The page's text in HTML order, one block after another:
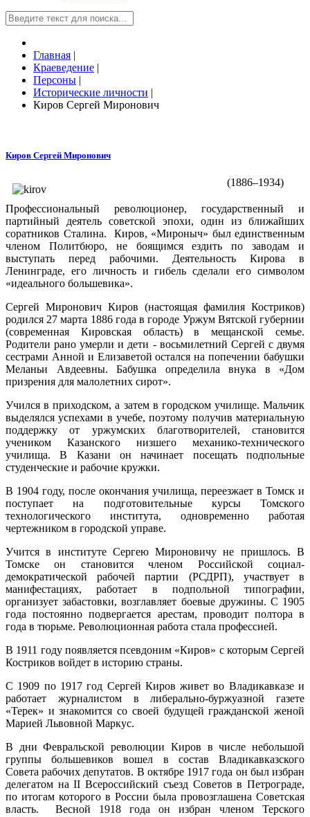
Главная |
Краеведение |
Персоны |
Исторические личности |
Киров Сергей Миронович
Киров Сергей Миронович
(1886–1934)
Профессиональный революционер, государственный и
партийный деятель советской эпохи, один из ближайших
соратников Сталина. Киров, «Мироныч» был единственным
членом Политбюро, не боящимся ездить по заводам и
выступать перед рабочими. Деятельность Кирова в
Ленинграде, его личность и гибель сделали его символом
«идеального большевика».
Сергей Миронович Киров (настоящая фамилия Костриков)
родился 27 марта 1886 года в городе Уржум Вятской губернии
(современная Кировская область) в мещанской семье.
Родители рано умерли и дети - восьмилетний Сергей с двумя
сестрами Анной и Елизаветой остался на попечении бабушки
Меланьи Авдеевны. Бабушка определила внука в «Дом
призрения для малолетних сирот».
Учился в приходском, а затем в городском училище. Мальчик
выделялся успехами в учебе, поэтому получив материальную
поддержку от уржумских благотворителей, становится
учеником Казанского низшего механико-технического
училища. В Казани он начинает посещать подпольные
студенческие и рабочие кружки.
В 1904 году, после окончания училища, переезжает в Томск и
поступает на подготовительные курсы Томского
технологического института, одновременно работая
чертежником в городской управе.
Учится в институте Сергею Мироновичу не пришлось. В
Томске он становится членом Российской социал-
демократической рабочей партии (РСДРП), участвует в
манифестациях, работает в подпольной типографии,
организует забастовки, возглавляет боевые дружины. С 1905
года постоянно подвергается арестам, проводит полтора в
года в тюрьме. Революционная работа стала профессией.
В 1911 году появляется псевдоним «Киров» с которым Сергей
Костриков войдет в историю страны.
С 1909 по 1917 год Сергей Киров живет во Владикавказе и
работает журналистом в либерально-буржуазной газете
«Терек» и знакомится со своей будущей гражданской женой
Марией Львовной Маркус.
В дни Февральской революции Киров в числе небольшой
группы большевиков вошел в состав Владикавказского
Совета рабочих депутатов. В октябре 1917 года он был избран
делегатом на II Всероссийский съезд Советов в Петрограде,
по итогам которого в России была провозглашена Советская
власть. Весной 1918 года он избран членом Терского